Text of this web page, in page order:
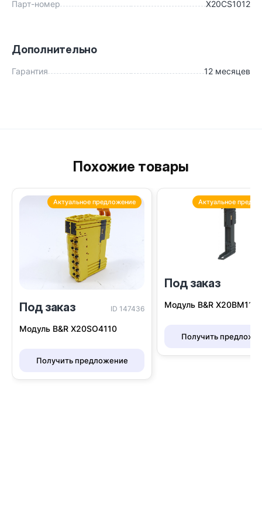
Парт-номер X20CS1012
Дополнительно
Гарантия 12 месяцев
Похожие товары
Актуальное предложение
Под заказ ID 147436
Модуль B&R X20SO4110
Получить предложение
Актуальное
Под заказ
Модуль B&R Х20BM11
Получить